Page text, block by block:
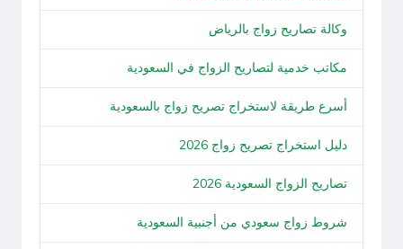
وكالة تصاريح زواج بالرياض
مكاتب خدمية لتصاريح الزواج في السعودية
أسرع طريقة لاستخراج تصريح زواج بالسعودية
دليل استخراج تصريح زواج 2026
تصاريح الزواج السعودية 2026
شروط زواج سعودي من أجنبية السعودية